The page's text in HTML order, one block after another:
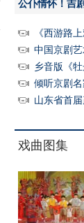
公仆情怀！吉
《西游路
中国京剧
乡音版《
倾听京剧
山东省首
戏曲图集